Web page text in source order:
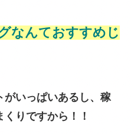
なんておすすめじ
がいっぱいあるし、稼
りですから！！